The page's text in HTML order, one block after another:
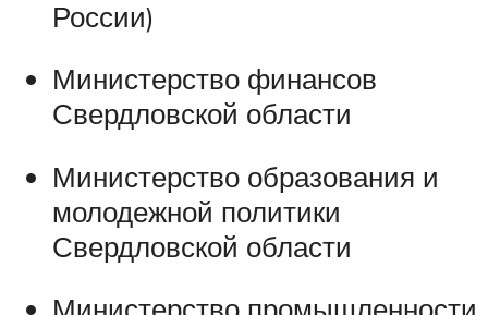
России)
Министерство финансов
Свердловской области
Министерство образования и
молодежной политики
Свердловской области